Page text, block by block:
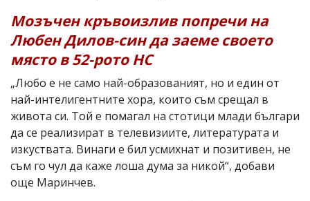
Мозъчен кръвоизлив попречи на
Любен Дилов-син да заеме своето
място в 52-рото НС
„Любо е не само най-образованият, но и един от
най-интелигентните хора, които съм срещал в
живота си. Той е помагал на стотици млади българи
да се реализират в телевизиите, литературата и
изкуствата. Винаги е бил усмихнат и позитивен, не
съм го чул да каже лоша дума за никой“, добави
още Маринчев.